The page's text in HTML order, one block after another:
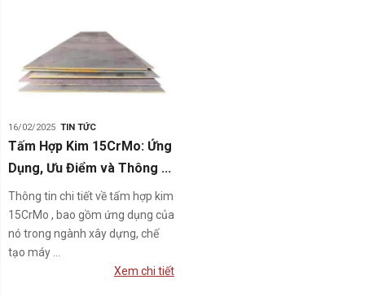
16/02/2025 TIN TỨC
Tấm Hợp Kim 15CrMo: Ứng
Dụng, Ưu Điểm và Thông ...
Thông tin chi tiết về tấm hợp kim
15CrMo , bao gồm ứng dụng của
nó trong ngành xây dựng, chế
tạo máy ...
Xem chi tiết